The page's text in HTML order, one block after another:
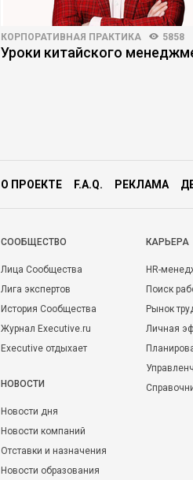
КОРПОРАТИВНАЯ ПРАКТИКА 5858
Уроки китайского
О ПРОЕКТЕ F.A.Q. РЕКЛАМА
CООБЩЕСТВО
Лица Сообщества
Лига экспертов
История Сообщества
Журнал Executive.ru
Executive отдыхает
НОВОСТИ
Новости дня
Новости компаний
Отставки и назначения
Новости образования
КАРЬЕРА
HR-
Поиск
Рынок
Личная